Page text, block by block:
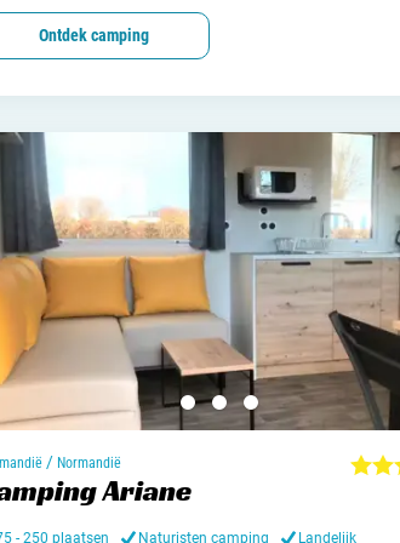
Ontdek camping
/ Normandië
Ariane
- 250 plaatsen Naturisten camping Landelijk